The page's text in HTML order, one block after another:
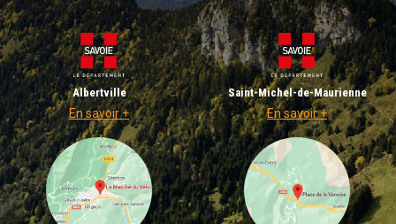
Albertville
En savoir +
Saint-Michel-de-Maurienne
En savoir +